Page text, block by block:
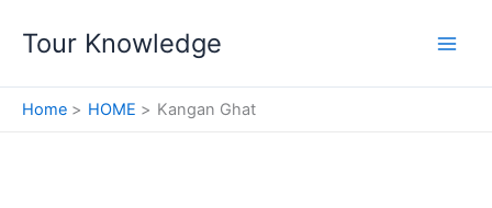
Tour Knowledge
Home HOME Kangan Ghat